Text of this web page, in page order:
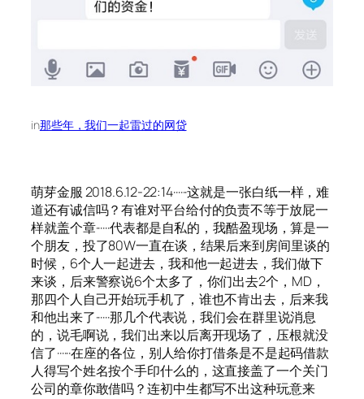
in那些年，我们一起雷过的网贷
萌芽金服 2018.6.12-22:14······这就是一张白纸一样，难
道还有诚信吗？有谁对平台给付的负责不等于放屁一
样就盖个章······代表都是自私的，我酷盈现场，算是一
个朋友，投了80W一直在谈，结果后来到房间里谈的
时候，6个人一起进去，我和他一起进去，我们做下
来谈，后来警察说6个太多了，你们出去2个，MD，
那四个人自己开始玩手机了，谁也不肯出去，后来我
和他出来了······那几个代表说，我们会在群里说消息
的，说毛啊说，我们出来以后离开现场了，压根就没
信了······在座的各位，别人给你打借条是不是起码借款
人得写个姓名按个手印什么的，这直接盖了一个关门
公司的章你敢借吗？连初中生都写不出这种玩意来